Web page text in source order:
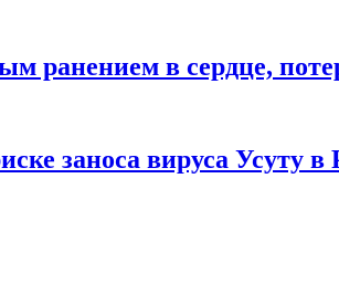
ранением в сердце,
заноса вируса Усуту в